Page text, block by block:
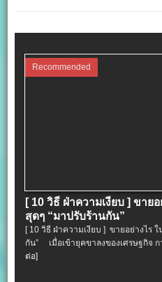
Recommended
[ 10 วิธี ฝ่าความเงียบ ] ขาย
สุดๆ “มาปรับร้านกัน”
[ 10 วิธี ฝ่าความเงียบ ] ขายอย่างไร
กัน” เมื่อเข้ายุคขาลงของเศรษฐกิจ
ต่อ]